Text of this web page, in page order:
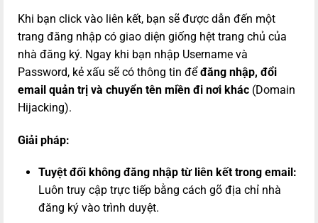
Khi bạn click vào liên kết, bạn sẽ được dẫn đến một
trang đăng nhập có giao diện giống hệt trang chủ của
nhà đăng ký. Ngay khi bạn nhập Username và
Password, kẻ xấu sẽ có thông tin đểđăng nhập, đổi
email quản trị và chuyển tên miền đi nơi khác (Domain
Hijacking).
Giải pháp:
Tuyệt đối không đăng nhập từ liên kết trong email:
Luôn truy cập trực tiếp bằng cách gõ địa chỉ nhà
đăng ký vào trình duyệt.